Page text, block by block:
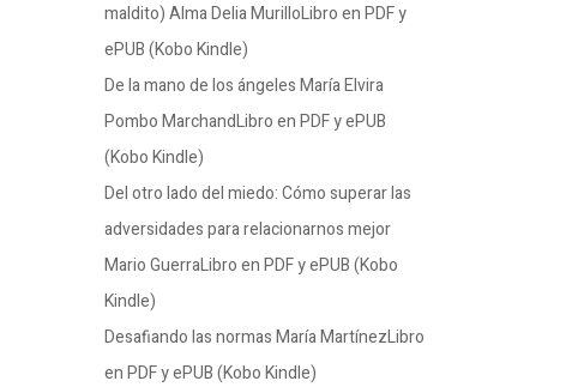
maldito) Alma Delia MurilloLibro en PDF y
ePUB (Kobo Kindle)
De la mano de los ángeles María Elvira
Pombo MarchandLibro en PDF y ePUB
(Kobo Kindle)
Del otro lado del miedo: Cómo superar las
adversidades para relacionarnos mejor
Mario GuerraLibro en PDF y ePUB (Kobo
Kindle)
Desafiando las normas María MartínezLibro
en PDF y ePUB (Kobo Kindle)